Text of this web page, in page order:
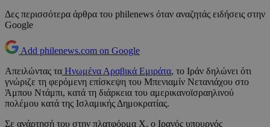
Δες περισσότερα άρθρα του philenews όταν αναζητάς ειδήσεις στην
Google
Add philenews.com on Google
Απειλώντας τα Ηνωμένα Αραβικά Εμιράτα, το Ιράν δηλώνει ότι
γνώριζε τη φερόμενη επίσκεψη του Μπενιαμίν Νετανιάχου στο
Άμπου Ντάμπι, κατά τη διάρκεια του αμερικανοϊσραηλινού
πολέμου κατά της Ισλαμικής Δημοκρατίας.
Σε ανάρτησή του στην πλατφόρμα Χ, ο Ιρανός υπουργός